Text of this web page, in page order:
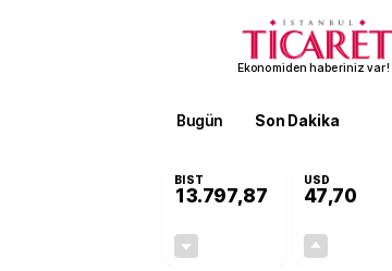
Ekonomiden haberiniz var!
Bugün Son Dakika
BIST
13.797,87
USD
47,70